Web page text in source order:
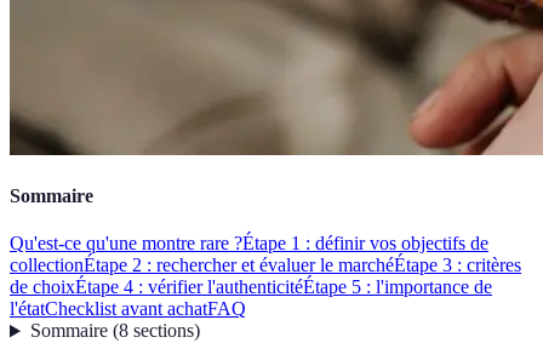
Sommaire
Qu'est-ce qu'une montre rare ?Étape 1 : définir vos objectifs de
collectionÉtape 2 : rechercher et évaluer le marchéÉtape 3 : critères
de choixÉtape 4 : vérifier l'authenticitéÉtape 5 : l'importance de
l'étatChecklist avant achatFAQ
Sommaire(8 sections)